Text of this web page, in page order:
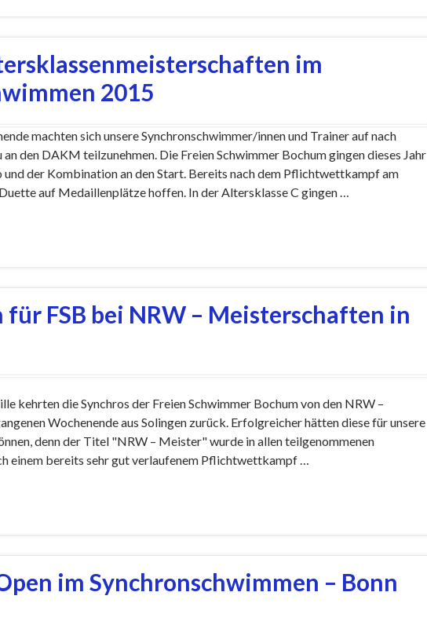
im
2015
machten sich unsere Synchronschwimmer/innen und Trainer auf nach
den DAKM teilzunehmen. Die Freien Schwimmer Bochum gingen dieses Jahr
und der Kombination an den Start. Bereits nach dem Pflichtwettkampf am
auf Medaillenplätze hoffen. In der Altersklasse C gingen …
FSB bei NRW – Meisterschaften in
kehrten die Synchros der Freien Schwimmer Bochum von den NRW –
Wochenende aus Solingen zurück. Erfolgreicher hätten diese für unsere
denn der Titel "NRW – Meister" wurde in allen teilgenommenen
einem bereits sehr gut verlaufenem Pflichtwettkampf …
im Synchronschwimmen – Bonn